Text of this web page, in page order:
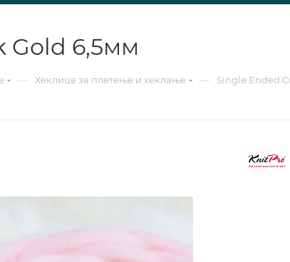
Gold 6,5мм
— Хеклице за плетење и хеклање — Single Ended